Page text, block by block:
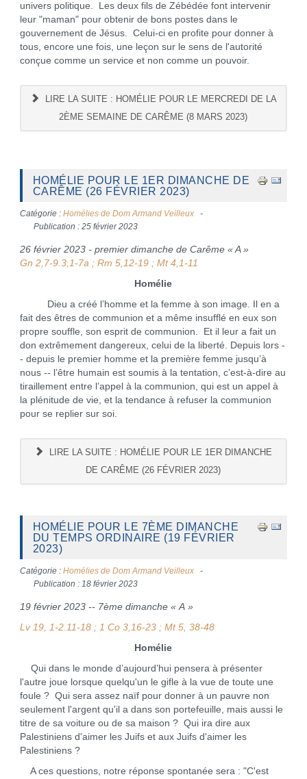
univers politique. Les deux fils de Zébédée font intervenir
leur "maman" pour obtenir de bons postes dans le
gouvernement de Jésus. Celui-ci en profite pour donner à
tous, encore une fois, une leçon sur le sens de l'autorité
conçue comme un service et non comme un pouvoir.
LIRE LA SUITE : HOMÉLIE POUR LE MERCREDI DE LA
2ÈME SEMAINE DE CARÊME (8 MARS 2023)
HOMÉLIE POUR LE 1ER DIMANCHE DE
CARÊME (26 FÉVRIER 2023)
Catégorie : Homélies de Dom Armand Veilleux
Publication : 25 février 2023
26 février 2023 - premier dimanche de Carême « A »
Gn 2,7-9.3,1-7a ; Rm 5,12-19 ; Mt 4,1-11
Homélie
Dieu a créé l’homme et la femme à son image. Il en a
fait des êtres de communion et a même insufflé en eux son
propre souffle, son esprit de communion. Et il leur a fait un
don extrêmement dangereux, celui de la liberté. Depuis lors -
- depuis le premier homme et la première femme jusqu’à
nous -- l’être humain est soumis à la tentation, c’est-à-dire au
tiraillement entre l’appel à la communion, qui est un appel à
la plénitude de vie, et la tendance à refuser la communion
pour se replier sur soi.
LIRE LA SUITE : HOMÉLIE POUR LE 1ER DIMANCHE
DE CARÊME (26 FÉVRIER 2023)
HOMÉLIE POUR LE 7ÈME DIMANCHE
DU TEMPS ORDINAIRE (19 FÉVRIER
2023)
Catégorie : Homélies de Dom Armand Veilleux
Publication : 18 février 2023
19 février 2023 -- 7ème dimanche « A »
Lv 19, 1-2.11-18 ; 1 Co 3,16-23 ; Mt 5, 38-48
Homélie
Qui dans le monde d’aujourd’hui pensera à présenter
l'autre joue lorsque quelqu'un le gifle à la vue de toute une
foule ? Qui sera assez naïf pour donner à un pauvre non
seulement l'argent qu'il a dans son portefeuille, mais aussi le
titre de sa voiture ou de sa maison ? Qui ira dire aux
Palestiniens d'aimer les Juifs et aux Juifs d'aimer les
Palestiniens ?
A ces questions, notre réponse spontanée sera : "C'est